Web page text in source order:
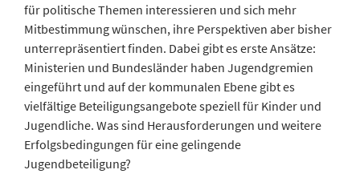
für politische Themen interessieren und sich mehr
Mitbestimmung wünschen, ihre Perspektiven aber bisher
unterrepräsentiert finden. Dabei gibt es erste Ansätze:
Ministerien und Bundesländer haben Jugendgremien
eingeführt und auf der kommunalen Ebene gibt es
vielfältige Beteiligungsangebote speziell für Kinder und
Jugendliche. Was sind Herausforderungen und weitere
Erfolgsbedingungen für eine gelingende
Jugendbeteiligung?